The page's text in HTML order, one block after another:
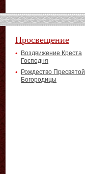
Просвещение
Воздвижение Креста
Господня
Рождество Пресвятой
Богородицы